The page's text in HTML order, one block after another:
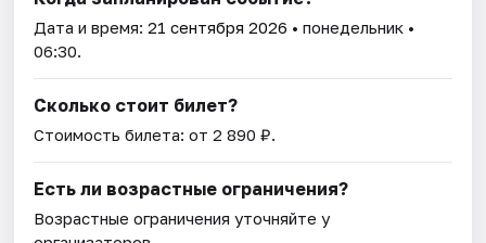
Дата и время:21 сентября 2026 • понедельник •
06:30.
Сколько стоит билет?
Стоимость билета: от 2 890 ₽.
Есть ли возрастные ограничения?
Возрастные ограничения уточняйте у